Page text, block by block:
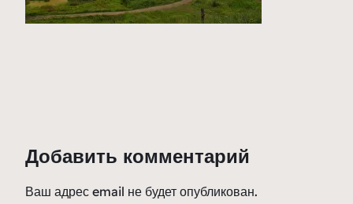
Добавить комментарий
Ваш адрес email не будет опубликован.